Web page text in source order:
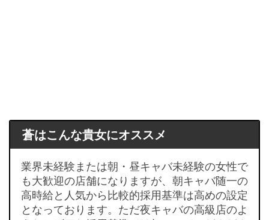
蒼はこんな貴女にオススメ
業界未経験または朝・昼キャバ未経験の女性で
も大歓迎の店舗になりますが、朝キャバ随一の
高時給と人気から比較的採用基準は高めの設定
となっております。ただ夜キャバの高級店のよ